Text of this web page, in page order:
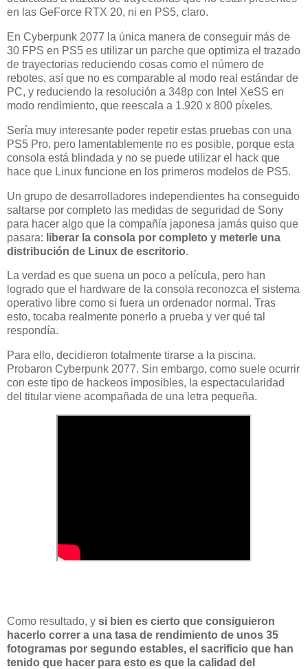
en las GeForce RTX 20, ni en PS5, claro.
En Cyberpunk 2077 la única manera de conseguir más de
30 FPS en PS5 es utilizar un parche que optimiza el trazado
de trayectorias reduciendo cosas como el número de
rebotes, así que no es comparable al modo real estándar de
PC, y reduciendo la resolución a 348p con Intel XeSS en
modo rendimiento, que reescala a 1.920 x 800 píxeles.
Sería muy interesante poder repetir estas pruebas con una
PS5 Pro, pero lamentablemente no es posible, porque esta
consola está blindada y no se puede utilizar el hack que
hace que Linux funcione en los primeros modelos de PS5.
Un grupo de desarrolladores independientes ha conseguido
saltarse por completo las medidas de seguridad de Sony
para hacer algo que la compañía japonesa jamás quiso que
pasara: liberar la consola por completo y meterle una
distribución de Linux de escritorio.
La verdad es que suena un poco a película, pero han
logrado que el hardware de la consola reconozca el sistema
operativo libre como si fuera un ordenador normal. Tras
esto, tocaba realmente ponerlo a prueba y ver qué tal
respondía.
Para ello, decidieron totalmente tirarse a la piscina.
Probaron Cyberpunk 2077. Sin embargo, como suele ocurrir
con este tipo de hackeos imposibles, la espectacularidad
del titular viene acompañada de una letra pequeña.
Como resultado, y si bien es cierto que consiguieron
hacerlo correr a una tasa de rendimiento de unos 35
fotogramas por segundo estables, el sacrificio que han
tenido que hacer para esto es que la calidad del